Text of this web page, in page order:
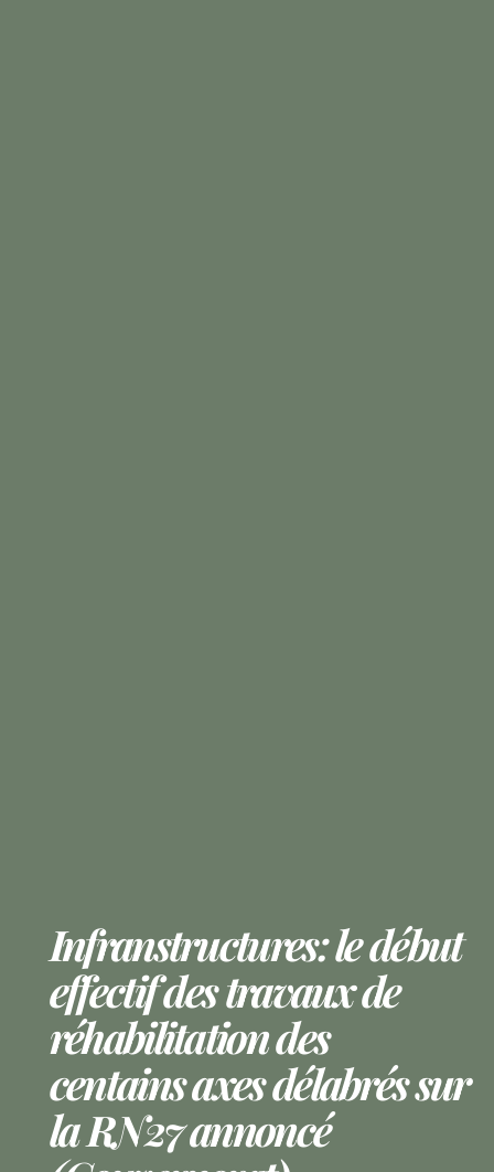
Infranstructures: le début
effectif des travaux de
réhabilitation des
centains axes délabrés sur
la RN27 annoncé